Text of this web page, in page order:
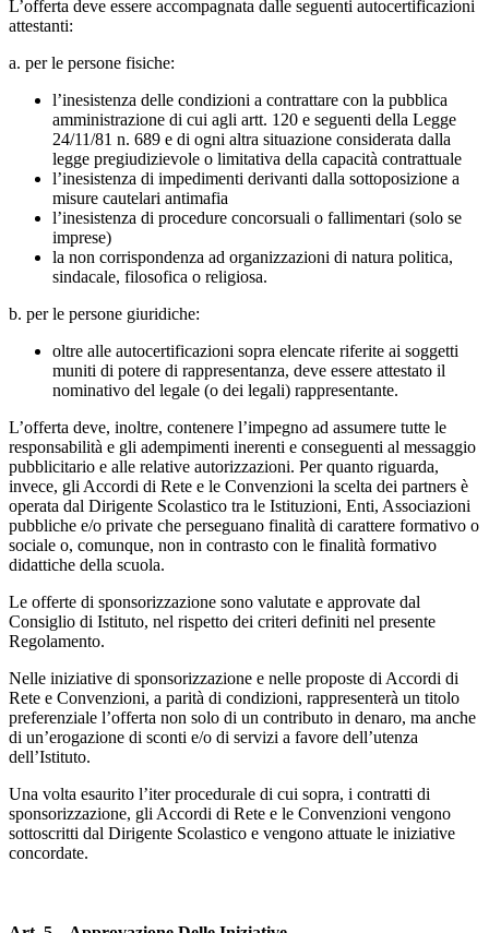
L’offerta deve essere accompagnata dalle seguenti autocertificazioni
attestanti:
a. per le persone fisiche:
l’inesistenza delle condizioni a contrattare con la pubblica
amministrazione di cui agli artt. 120 e seguenti della Legge
24/11/81 n. 689 e di ogni altra situazione considerata dalla
legge pregiudizievole o limitativa della capacità contrattuale
l’inesistenza di impedimenti derivanti dalla sottoposizione a
misure cautelari antimafia
l’inesistenza di procedure concorsuali o fallimentari (solo se
imprese)
la non corrispondenza ad organizzazioni di natura politica,
sindacale, filosofica o religiosa.
b. per le persone giuridiche:
oltre alle autocertificazioni sopra elencate riferite ai soggetti
muniti di potere di rappresentanza, deve essere attestato il
nominativo del legale (o dei legali) rappresentante.
L’offerta deve, inoltre, contenere l’impegno ad assumere tutte le
responsabilità e gli adempimenti inerenti e conseguenti al messaggio
pubblicitario e alle relative autorizzazioni. Per quanto riguarda,
invece, gli Accordi di Rete e le Convenzioni la scelta dei partners è
operata dal Dirigente Scolastico tra le Istituzioni, Enti, Associazioni
pubbliche e/o private che perseguano finalità di carattere formativo o
sociale o, comunque, non in contrasto con le finalità formativo
didattiche della scuola.
Le offerte di sponsorizzazione sono valutate e approvate dal
Consiglio di Istituto, nel rispetto dei criteri definiti nel presente
Regolamento.
Nelle iniziative di sponsorizzazione e nelle proposte di Accordi di
Rete e Convenzioni, a parità di condizioni, rappresenterà un titolo
preferenziale l’offerta non solo di un contributo in denaro, ma anche
di un’erogazione di sconti e/o di servizi a favore dell’utenza
dell’Istituto.
Una volta esaurito l’iter procedurale di cui sopra, i contratti di
sponsorizzazione, gli Accordi di Rete e le Convenzioni vengono
sottoscritti dal Dirigente Scolastico e vengono attuate le iniziative
concordate.